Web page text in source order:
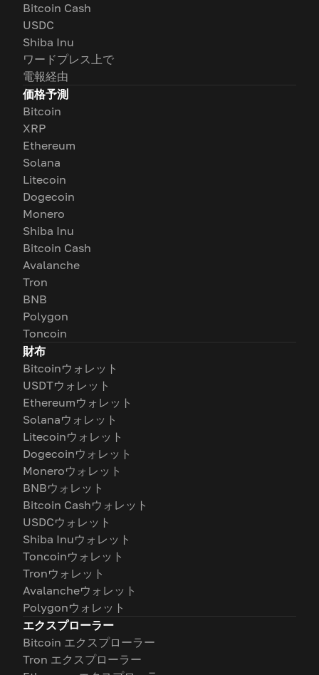
Bitcoin Cash
USDC
Shiba Inu
ワードプレス上で
電報経由
価格予測
Bitcoin
XRP
Ethereum
Solana
Litecoin
Dogecoin
Monero
Shiba Inu
Bitcoin Cash
Avalanche
Tron
BNB
Polygon
Toncoin
財布
Bitcoinウォレット
USDTウォレット
Ethereumウォレット
Solanaウォレット
Litecoinウォレット
Dogecoinウォレット
Moneroウォレット
BNBウォレット
Bitcoin Cashウォレット
USDCウォレット
Shiba Inuウォレット
Toncoinウォレット
Tronウォレット
Avalancheウォレット
Polygonウォレット
エクスプローラー
Bitcoin エクスプローラー
Tron エクスプローラー